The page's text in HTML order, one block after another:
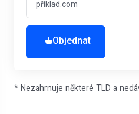
Objednat
* Nezahrnuje některé TLD a